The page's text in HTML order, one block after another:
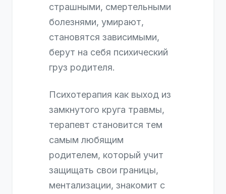
страшными, смертельными
болезнями, умирают,
становятся зависимыми,
берут на себя психический
груз родителя.
Психотерапия как выход из
замкнутого круга травмы,
терапевт становится тем
самым любящим
родителем, который учит
защищать свои границы,
ментализации, знакомит с